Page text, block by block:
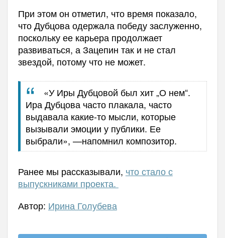
При этом он отметил, что время показало,
что Дубцова одержала победу заслуженно,
поскольку ее карьера продолжает
развиваться, а Зацепин так и не стал
звездой, потому что не может.
«У Иры Дубцовой был хит „О нем“.
Ира Дубцова часто плакала, часто
выдавала какие-то мысли, которые
вызывали эмоции у публики. Ее
выбрали», —напомнил композитор.
Ранее мы рассказывали, что стало с
выпускниками проекта.
Автор: Ирина Голубева